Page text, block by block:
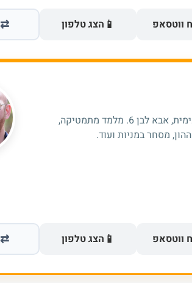
ווטסאפ 📱 הצג טלפון ⇄
היי אני בוגר תואר שלישי מהטכניון, הנדסה כימית, אבא לבן 6. מלמד מתמטיקה,
מסחר במניות ועוד.
ווטסאפ 📱 הצג טלפון ⇄